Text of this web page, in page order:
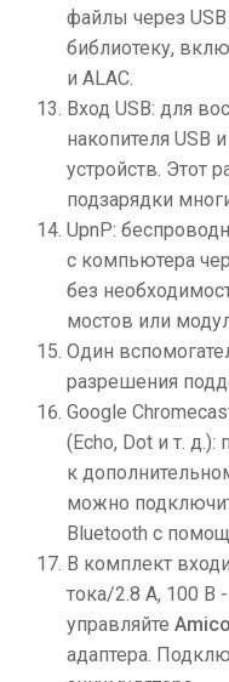
файлы через
библиотеку,
и ALAC.
Вход USB: для
накопителя USB
устройств. Этот
подзарядки
UpnP:
с компьютера
без
мостов или
Один
разрешения
Google
(Echo, Dot и т.
к
можно
Bluetooth с
В комплект
тока/2.8 А, 100 В
управляйте Amico
адаптера.